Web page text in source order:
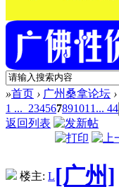
»首页 › 广州桑拿论坛 ›
1 ... 234567891011 ... 44
返回列表
楼主: L[广州]